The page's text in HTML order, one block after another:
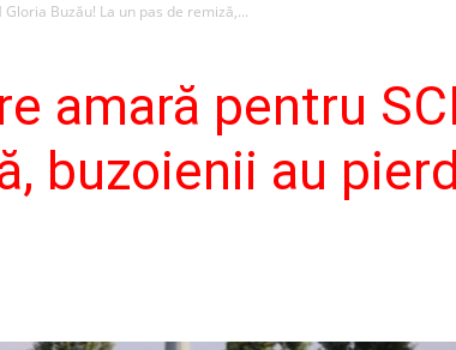
Buzău! La un pas de remiză,...
amară pentru
buzoienii au